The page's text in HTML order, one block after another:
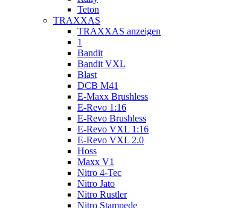
Teton
TRAXXAS
TRAXXAS anzeigen
1
Bandit
Bandit VXL
Blast
DCB M41
E-Maxx Brushless
E-Revo 1:16
E-Revo Brushless
E-Revo VXL 1:16
E-Revo VXL 2.0
Hoss
Maxx V1
Nitro 4-Tec
Nitro Jato
Nitro Rustler
Nitro Stampede